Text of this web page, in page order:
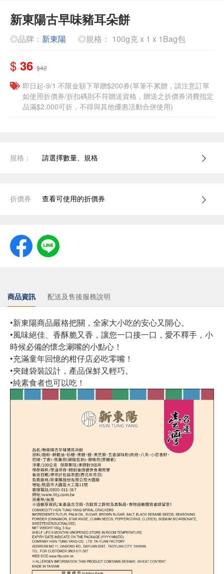
新東陽古早味豬耳朵餅
◎品牌： 新東陽 ◎規格： 100g克 x 1 x 1Bag包
$ 36 $42
即日起-9/1 不限金額下單贈$200券(單筆不累贈，請注意訂單
如使用折價券/折扣碼則不符贈送資格，贈送之折價券消費指定
品滿$2,000可折，不得與其他優惠活動合併使用)
規格： 請選擇數量、規格
折價券 查看可使用的折價券
商品資訊 配送及售後服務說明
•新東陽商品嚴格把關，全家大小吃的安心又開心。
•風味絕佳、香酥脆又香，讓您一口接一口，愛不釋手，小
時候必備的懷念涮嘴的小點心！
•充滿童年回憶的柑仔店必吃零嘴！
•夾鏈袋裝設計，產品保鮮又輕巧。
•純素食者也可以吃！